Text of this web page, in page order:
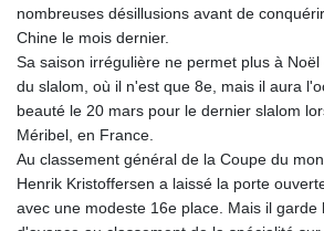
nombreuses désillusions avant de
Chine le mois dernier.
Sa saison irrégulière ne permet plus à
du slalom, où il n'est que 8e, mais il aura
beauté le 20 mars pour le dernier slalom
Méribel, en France.
Au classement général de la Coupe du
Henrik Kristoffersen a laissé la porte
avec une modeste 16e place. Mais il garde